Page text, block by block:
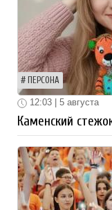
ПЕРСОНА
12:03 | 5 августа
Каменский